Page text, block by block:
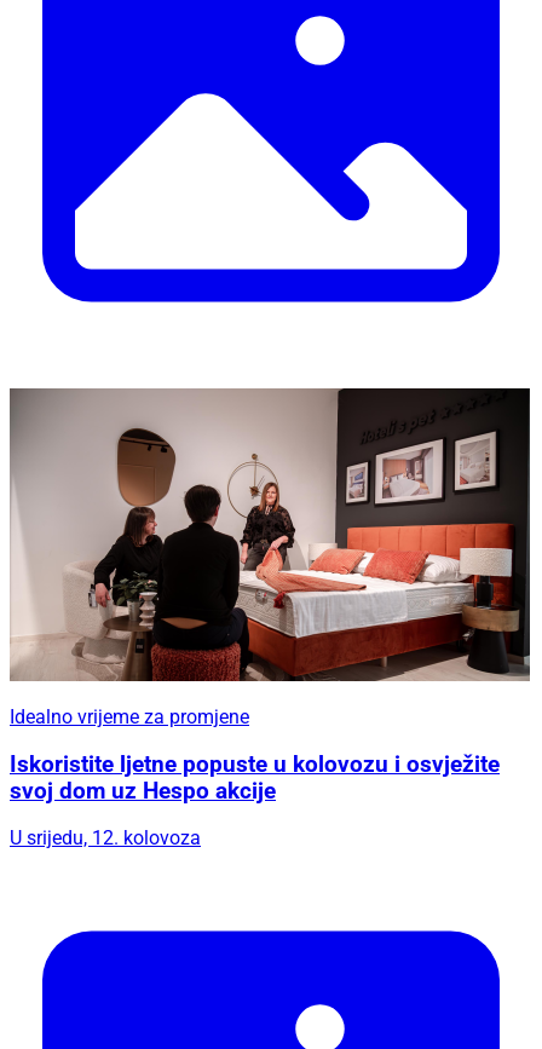
Idealno vrijeme za promjene
Iskoristite ljetne popuste u kolovozu i osvježite
svoj dom uz Hespo akcije
U srijedu, 12. kolovoza